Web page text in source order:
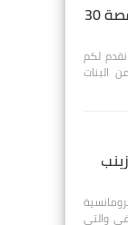
حواديت قبل النوم للعشاق / قصة 30
مرحباً بكم جميع أصدقائي ومتابعي موقعنا قصص 26 نقدم لكم
البنات
والتي